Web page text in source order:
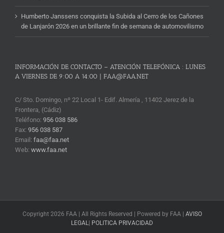
Humberto Janssens conquista la Subida al Cerro de los Cañones
de Lanjarón 2026 en un brillante fin de semana de automovilismo
INFORMACIÓN DE CONTACTO – ATENCIÓN TELEFÓNICA : LUNES
A VIERNES DE 9:00 A 14:00 | FAA@FAA.NET
C/ Sto. Domingo, nº 22 Local 1- Edif. Almería , 11402 Jerez de la
Frontera, (Cádiz)
Teléfono: 956 038 586
Fax: 956 038 587
Email: faa@faa.net
Web: www.faa.net
Copyright 2026 FAA | All Rights Reserved | Powered by FAA | AVISO
LEGAL | POLITICA PRIVACIDAD